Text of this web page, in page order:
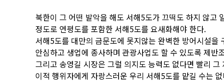
북한이 그 어떤 발악을 해도 서해5도가 끄떡도 하지 않고
정도로 연평도를 포함한 서해5도를 요새화해야 한다.
서해5도를 대만의 금문도에 못지않는 완벽한 방어시설을
안심하고 생업에 종사하며 관광사업도 할 수 있도록 제반
그리고 송영길 시장은 그럴 의지도 능력도 없다면 빨리 그
이적 행위자에게 자랑스러운 우리 서해5도를 맡길 수는